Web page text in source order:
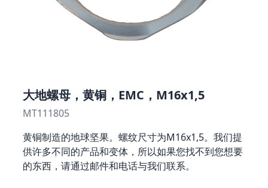
大地螺母，黄铜，EMC，M16x1,5
MT111805
黄铜制造的地球坚果。螺纹尺寸为M16x1,5。我们提
供许多不同的产品和变体，所以如果您找不到您想要
的东西，请通过邮件和电话与我们联系。